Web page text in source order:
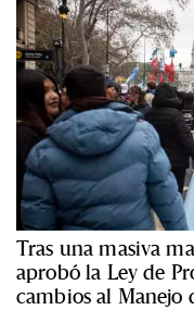
Tras una masiva
aprobó la Ley de
cambios al Manejo